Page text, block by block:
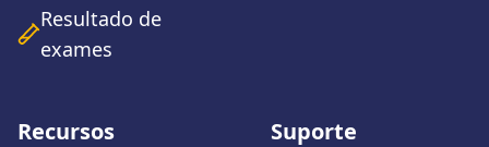
Resultado de
exames
Recursos Suporte